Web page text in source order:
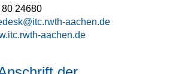
80 24680
aachen.de
aachen.de